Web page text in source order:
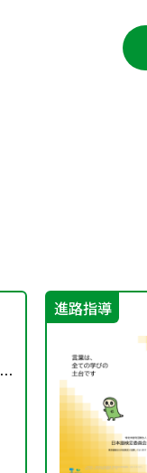
進路指導